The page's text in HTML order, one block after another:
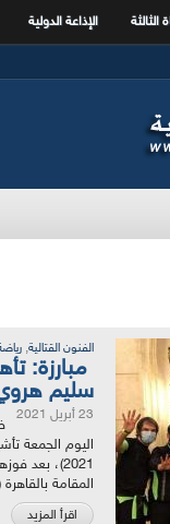
الثالثة الإذاعة الدولية
الفنون القتالية,
مبارزة:
سليم هروي
23 أبريل 2021
اليوم الجمعة
2021)، بعد
المقامة
اقرأ المزيد